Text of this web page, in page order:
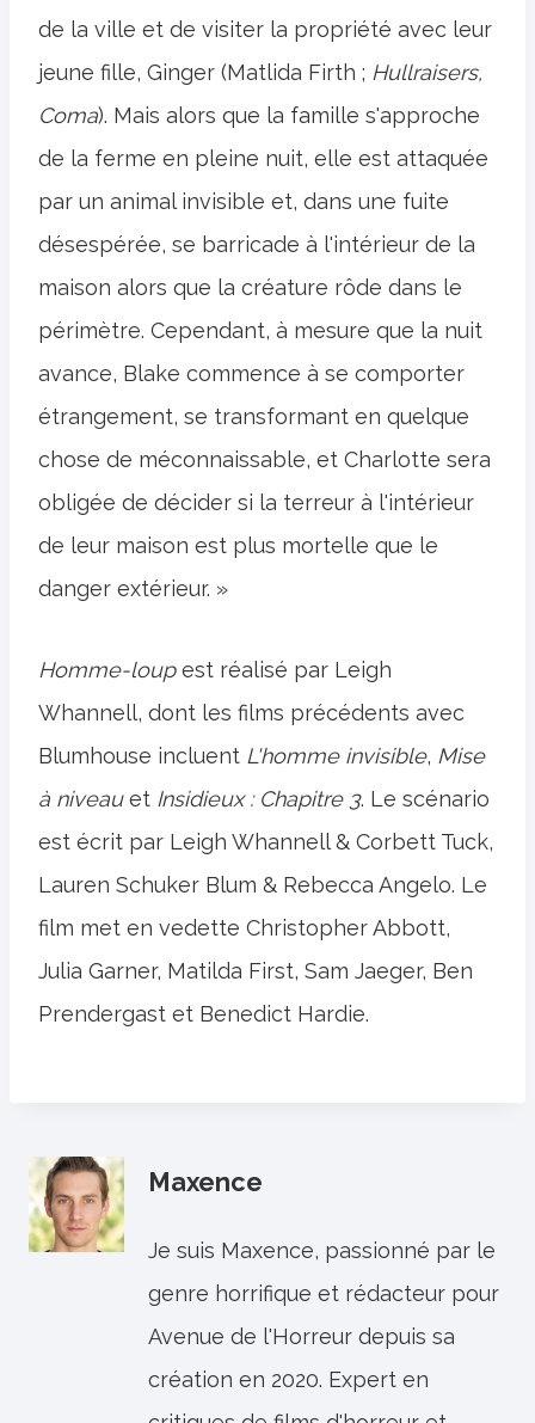
de la ville et de visiter la propriété avec leur
jeune fille, Ginger (Matlida Firth ; Hullraisers,
Coma). Mais alors que la famille s'approche
de la ferme en pleine nuit, elle est attaquée
par un animal invisible et, dans une fuite
désespérée, se barricade à l'intérieur de la
maison alors que la créature rôde dans le
périmètre. Cependant, à mesure que la nuit
avance, Blake commence à se comporter
étrangement, se transformant en quelque
chose de méconnaissable, et Charlotte sera
obligée de décider si la terreur à l'intérieur
de leur maison est plus mortelle que le
danger extérieur. »
Homme-loupest réalisé par Leigh
Whannell, dont les films précédents avec
Blumhouse incluent L'homme invisible, Mise
à niveauet Insidieux : Chapitre 3. Le scénario
est écrit par Leigh Whannell & Corbett Tuck,
Lauren Schuker Blum & Rebecca Angelo. Le
film met en vedette Christopher Abbott,
Julia Garner, Matilda First, Sam Jaeger, Ben
Prendergast et Benedict Hardie.
Maxence
Je suis Maxence, passionné par le
genre horrifique et rédacteur pour
Avenue de l'Horreur depuis sa
création en 2020. Expert en